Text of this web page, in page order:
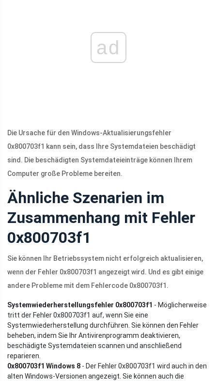
ad
Die Ursache für den Windows-Aktualisierungsfehler
0x800703f1 kann sein, dass Ihre Systemdateien beschädigt
sind. Die beschädigten Systemdateieinträge können Ihrem
Computer große Probleme bereiten.
Ähnliche Szenarien im
Zusammenhang mit Fehler
0x800703f1
Sie können Ihr Betriebssystem nicht erfolgreich aktualisieren,
wenn der Fehler 0x800703f1 angezeigt wird. Und es gibt einige
andere Probleme mit dem Fehlercode 0x800703f1.
Systemwiederherstellungsfehler 0x800703f1 - Möglicherweise
tritt der Fehler 0x800703f1 auf, wenn Sie eine
Systemwiederherstellung durchführen. Sie können den Fehler
beheben, indem Sie Ihr Antivirenprogramm deaktivieren,
beschädigte Systemdateien scannen und anschließend
reparieren.
0x800703f1 Windows 8 - Der Fehler 0x800703f1 wird auch in den
alten Windows-Versionen angezeigt. Sie können auch die